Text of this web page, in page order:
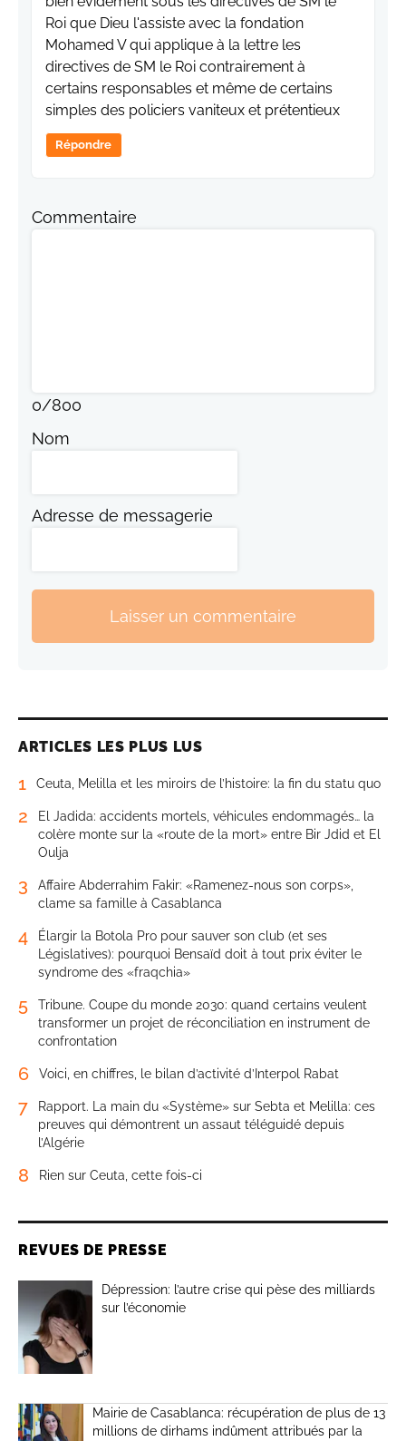
Roi que Dieu l'assiste avec la fondation
Mohamed V qui applique à la lettre les
directives de SM le Roi contrairement à
certains responsables et même de certains
simples des policiers vaniteux et prétentieux
Répondre
Commentaire
0/800
Nom
Adresse de messagerie
Laisser un commentaire
ARTICLES LES PLUS LUS
1 Ceuta, Melilla et les miroirs de l’histoire: la fin du statu quo
2
El Jadida: accidents mortels, véhicules endommagés… la
colère monte sur la «route de la mort» entre Bir Jdid et El
Oulja
3
Affaire Abderrahim Fakir: «Ramenez-nous son corps»,
clame sa famille à Casablanca
4
Élargir la Botola Pro pour sauver son club (et ses
Législatives): pourquoi Bensaïd doit à tout prix éviter le
syndrome des «fraqchia»
5
Tribune. Coupe du monde 2030: quand certains veulent
transformer un projet de réconciliation en instrument de
confrontation
6 Voici, en chiffres, le bilan d’activité d’Interpol Rabat
7
Rapport. La main du «Système» sur Sebta et Melilla: ces
preuves qui démontrent un assaut téléguidé depuis
l’Algérie
8 Rien sur Ceuta, cette fois-ci
REVUES DE PRESSE
Dépression: l’autre crise qui pèse des milliards
sur l’économie
Mairie de Casablanca: récupération de plus de 13
millions de dirhams indûment attribués par la